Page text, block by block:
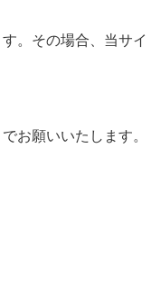
。その場合、当サイ
お願いいたします。